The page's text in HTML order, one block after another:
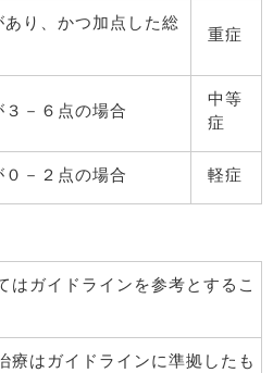
あり、かつ加点した総
重症
３－６点の場合
中等
症
が０－２点の場合 軽症
はガイドラインを参考とするこ
療はガイドラインに準拠したも